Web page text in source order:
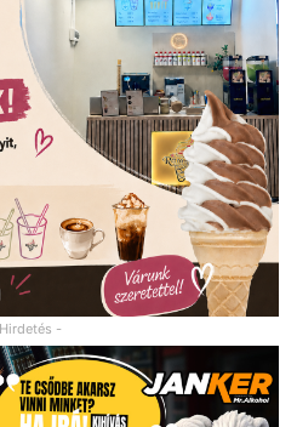
-